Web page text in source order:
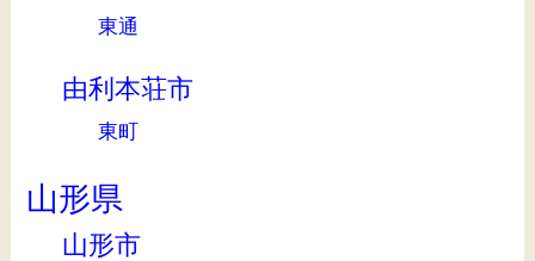
東通
由利本荘市
東町
山形県
山形市